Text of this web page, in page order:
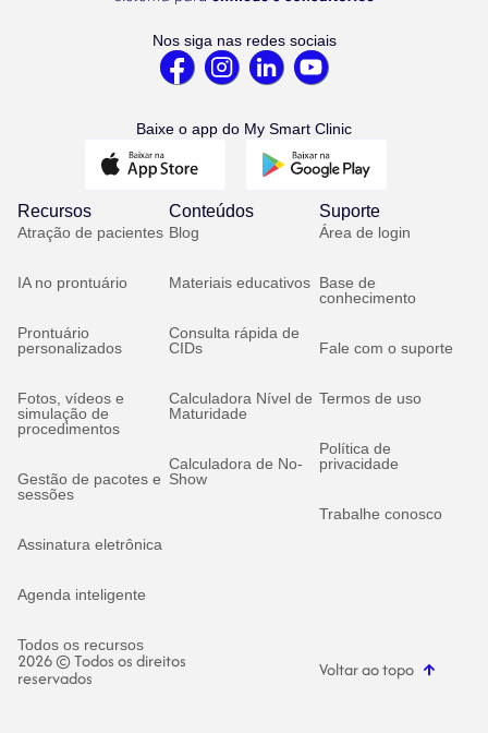
Nos siga nas redes sociais
Baixe o app do My Smart Clinic
Recursos
Atração de pacientes
IA no prontuário
Prontuário
personalizados
Fotos, vídeos e
simulação de
procedimentos
Gestão de pacotes e
sessões
Assinatura eletrônica
Agenda inteligente
Todos os recursos
Conteúdos
Blog
Materiais educativos
Consulta rápida de
CIDs
Calculadora Nível de
Maturidade
Calculadora de No-
Show
Suporte
Área de login
Base de
conhecimento
Fale com o suporte
Termos de uso
Política de
privacidade
Trabalhe conosco
2026 © Todos os direitos
reservados Voltar ao topo